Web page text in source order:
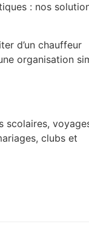
: nos
d’un chauffeur
organisation
scolaires,
clubs et